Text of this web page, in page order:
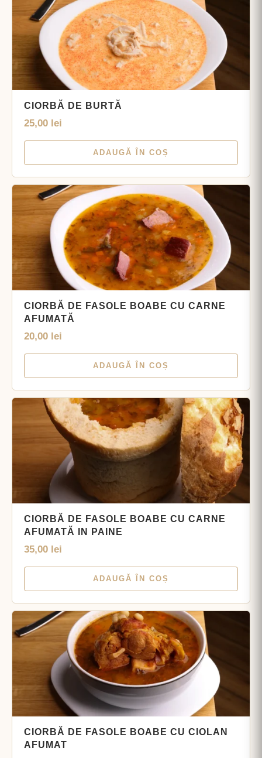
CIORBĂ DE BURTĂ
25,00 lei
ADAUGĂ ÎN COȘ
CIORBĂ DE FASOLE BOABE CU CARNE
AFUMATĂ
20,00 lei
ADAUGĂ ÎN COȘ
CIORBĂ DE FASOLE BOABE CU CARNE
AFUMATĂ IN PAINE
35,00 lei
ADAUGĂ ÎN COȘ
CIORBĂ DE FASOLE BOABE CU CIOLAN
AFUMAT